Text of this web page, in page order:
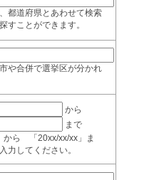
都道府県とあわせて検索
すことができます。
や合併で選挙区が分かれ
から
まで
ら 「20xx/xx/xx」ま
してください。